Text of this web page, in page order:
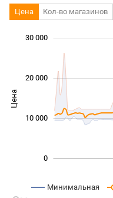
Цена Кол-во магазинов
Цена
0
10 000
20 000
30 000
Минимальная